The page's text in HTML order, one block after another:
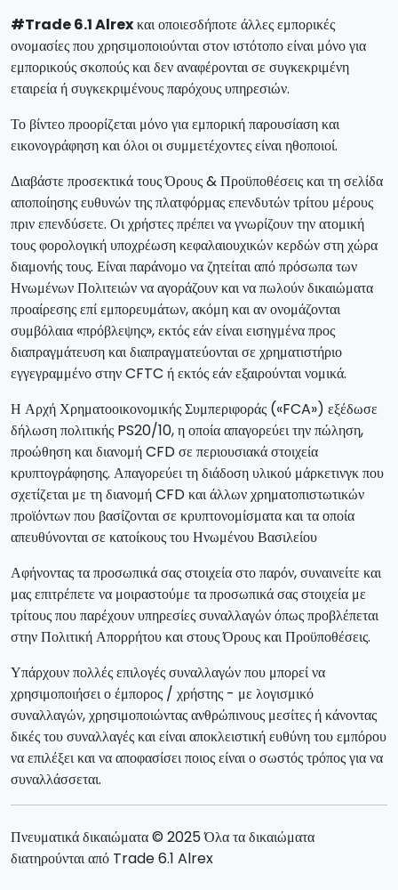
#Trade 6.1 Alrexκαι οποιεσδήποτε άλλες εμπορικές
ονομασίες που χρησιμοποιούνται στον ιστότοπο είναι μόνο για
εμπορικούς σκοπούς και δεν αναφέρονται σε συγκεκριμένη
εταιρεία ή συγκεκριμένους παρόχους υπηρεσιών.
Το βίντεο προορίζεται μόνο για εμπορική παρουσίαση και
εικονογράφηση και όλοι οι συμμετέχοντες είναι ηθοποιοί.
Διαβάστε προσεκτικά τους Όρους & Προϋποθέσεις και τη σελίδα
αποποίησης ευθυνών της πλατφόρμας επενδυτών τρίτου μέρους
πριν επενδύσετε. Οι χρήστες πρέπει να γνωρίζουν την ατομική
τους φορολογική υποχρέωση κεφαλαιουχικών κερδών στη χώρα
διαμονής τους. Είναι παράνομο να ζητείται από πρόσωπα των
Ηνωμένων Πολιτειών να αγοράζουν και να πωλούν δικαιώματα
προαίρεσης επί εμπορευμάτων, ακόμη και αν ονομάζονται
συμβόλαια «πρόβλεψης», εκτός εάν είναι εισηγμένα προς
διαπραγμάτευση και διαπραγματεύονται σε χρηματιστήριο
εγγεγραμμένο στην CFTC ή εκτός εάν εξαιρούνται νομικά.
Η Αρχή Χρηματοοικονομικής Συμπεριφοράς («FCA») εξέδωσε
δήλωση πολιτικής PS20/10, η οποία απαγορεύει την πώληση,
προώθηση και διανομή CFD σε περιουσιακά στοιχεία
κρυπτογράφησης. Απαγορεύει τη διάδοση υλικού μάρκετινγκ που
σχετίζεται με τη διανομή CFD και άλλων χρηματοπιστωτικών
προϊόντων που βασίζονται σε κρυπτονομίσματα και τα οποία
απευθύνονται σε κατοίκους του Ηνωμένου Βασιλείου
Αφήνοντας τα προσωπικά σας στοιχεία στο παρόν, συναινείτε και
μας επιτρέπετε να μοιραστούμε τα προσωπικά σας στοιχεία με
τρίτους που παρέχουν υπηρεσίες συναλλαγών όπως προβλέπεται
στην Πολιτική Απορρήτου και στους Όρους και Προϋποθέσεις.
Υπάρχουν πολλές επιλογές συναλλαγών που μπορεί να
χρησιμοποιήσει ο έμπορος / χρήστης - με λογισμικό
συναλλαγών, χρησιμοποιώντας ανθρώπινους μεσίτες ή κάνοντας
δικές του συναλλαγές και είναι αποκλειστική ευθύνη του εμπόρου
να επιλέξει και να αποφασίσει ποιος είναι ο σωστός τρόπος για να
συναλλάσσεται.
Πνευματικά δικαιώματα © 2025 Όλα τα δικαιώματα
διατηρούνται από Trade 6.1 Alrex